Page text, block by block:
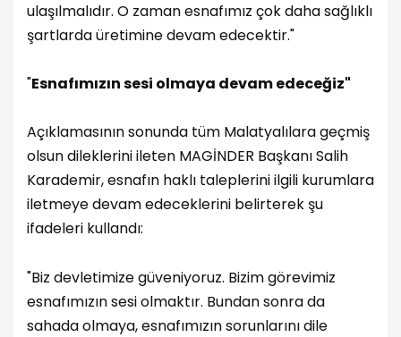
ulaşılmalıdır. O zaman esnafımız çok daha sağlıklı
şartlarda üretimine devam edecektir."
"Esnafımızın sesi olmaya devam edeceğiz"
Açıklamasının sonunda tüm Malatyalılara geçmiş
olsun dileklerini ileten MAGİNDER Başkanı Salih
Karademir, esnafın haklı taleplerini ilgili kurumlara
iletmeye devam edeceklerini belirterek şu
ifadeleri kullandı:
"Biz devletimize güveniyoruz. Bizim görevimiz
esnafımızın sesi olmaktır. Bundan sonra da
sahada olmaya, esnafımızın sorunlarını dile